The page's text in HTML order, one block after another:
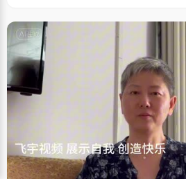
语文成绩的失误还想过复读，老天爷总是爱开
确实实的落到了徐语靖手中，让徐语靖激动得有些晕乎乎。
人 一米五八，40.5公斤，这是在一篇报道中查到的数据，徐语靖较真起
来，"不是40.5，是40公斤，他们多说了0.5公
我们哭笑不得，在我们眼里，她已经纤瘦得让
膊，很难想像她是怎么扛过那段艰苦的高考。
因问题。虽然纤瘦，但徐语靖在学校田径运动
已。"只是铅球就比较菜了，只能丢到脚前面
来，一个开朗乐观的女孩子，跟内向的传闻
向，不爱说话，甚至高中的时候，如果没有
里默默的坐着，下课也不会主动找别人聊天
了，视野开阔了，徐语靖渐渐变得开朗起来
楼梦》看过好几遍，不过现实中还是做个徐宝
事情都要自己去处理，还是需要强势一点的好。" 来自家庭的熏陶 浙